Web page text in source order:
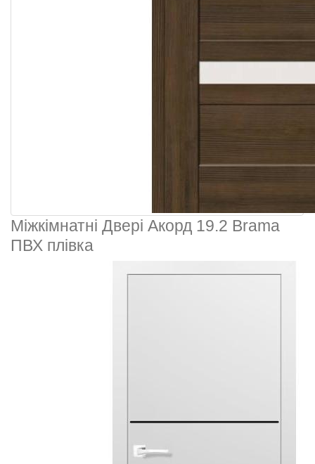
Міжкімнатні Двері Акорд 19.2 Brama
ПВХ плівка